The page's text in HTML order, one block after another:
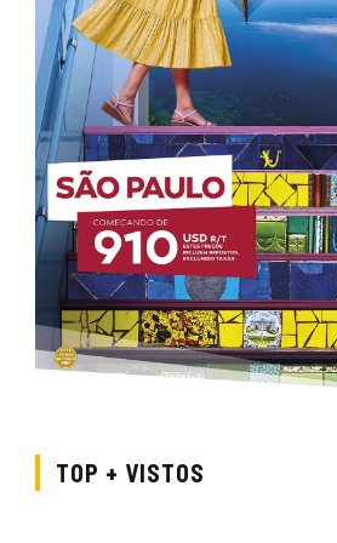
TOP + VISTOS